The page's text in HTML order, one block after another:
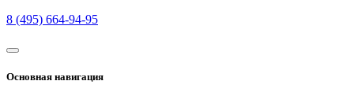
8 (495) 664-94-95
Основная навигация